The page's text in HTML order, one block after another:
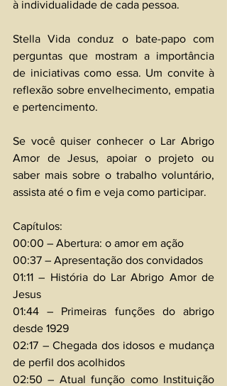
à individualidade de cada pessoa.
Stella Vida conduz o bate-papo com
perguntas que mostram a importância
de iniciativas como essa. Um convite à
reflexão sobre envelhecimento, empatia
e pertencimento.
Se você quiser conhecer o Lar Abrigo
Amor de Jesus, apoiar o projeto ou
saber mais sobre o trabalho voluntário,
assista até o fim e veja como participar.
Capítulos:
00:00 – Abertura: o amor em ação
00:37 – Apresentação dos convidados
01:11 – História do Lar Abrigo Amor de
Jesus
01:44 – Primeiras funções do abrigo
desde 1929
02:17 – Chegada dos idosos e mudança
de perfil dos acolhidos
02:50 – Atual função como Instituição